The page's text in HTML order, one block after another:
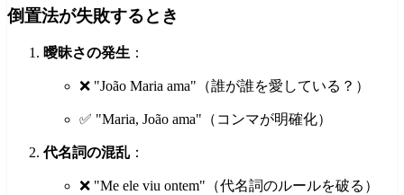
倒置法が失敗するとき
曖昧さの発生 ：
❌ "João Maria ama"（誰が誰を愛している？）
✅ "Maria, João ama"（コンマが明確化）
代名詞の混乱 ：
❌ "Me ele viu ontem"（代名詞のルールを破る）